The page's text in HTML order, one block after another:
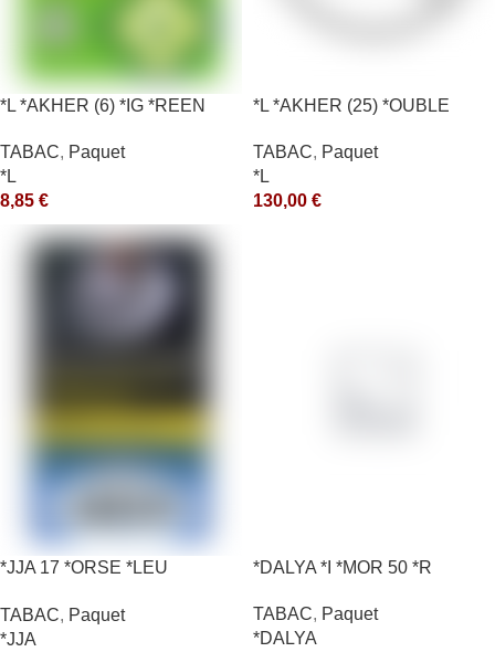
*L *AKHER (6) *IG *REEN
TABAC, Paquet
*L
8,85 €
*L *AKHER (25) *OUBLE
TABAC, Paquet
*L
130,00 €
*JJA 17 *ORSE *LEU
TABAC, Paquet
*JJA
*DALYA *I *MOR 50 *R
TABAC, Paquet
*DALYA